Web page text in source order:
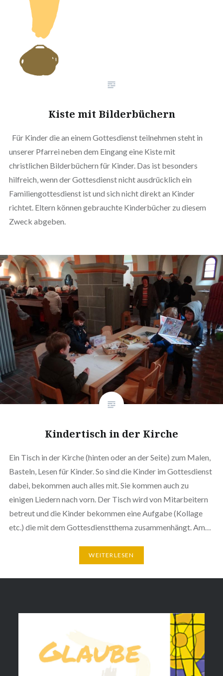
Kiste mit Bilderbüchern
Für Kinder die an einem Gottesdienst teilnehmen steht in
unserer Pfarrei neben dem Eingang eine Kiste mit
christlichen Bilderbüchern für Kinder. Das ist besonders
hilfreich, wenn der Gottesdienst nicht ausdrücklich ein
Familiengottesdienst ist und sich nicht direkt an Kinder
richtet. Eltern können gebrauchte Kinderbücher zu diesem
Zweck abgeben.
Kindertisch in der Kirche
Ein Tisch in der Kirche (hinten oder an der Seite) zum Malen,
Basteln, Lesen für Kinder. So sind die Kinder im Gottesdienst
dabei, bekommen auch alles mit. Sie kommen auch zu
einigen Liedern nach vorn. Der Tisch wird von Mitarbeitern
betreut und die Kinder bekommen eine Aufgabe (Kollage
etc.) die mit dem Gottesdienstthema zusammenhängt. Am…
WEITERLESEN